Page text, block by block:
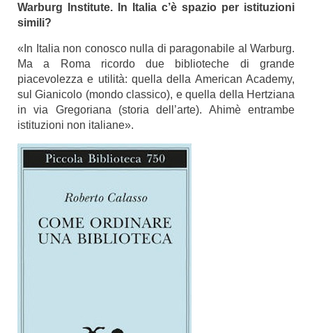
Warburg Institute. In Italia c’è spazio per istituzioni
simili?
«In Italia non conosco nulla di paragonabile al Warburg.
Ma a Roma ricordo due biblioteche di grande
piacevolezza e utilità: quella della American Academy,
sul Gianicolo (mondo classico), e quella della Hertziana
in via Gregoriana (storia dell’arte). Ahimè entrambe
istituzioni non italiane».